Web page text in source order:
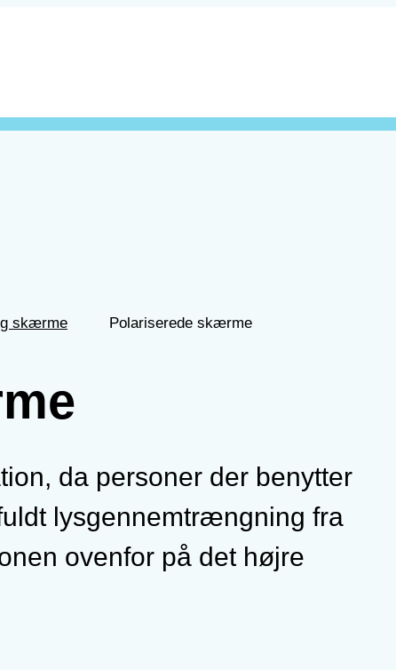
skærme Polariserede skærme
da personer der benytter
lysgennemtrængning fra
ovenfor på det højre